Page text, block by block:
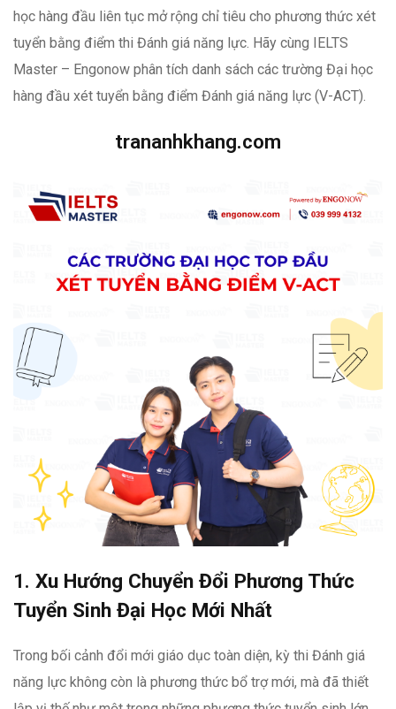
học hàng đầu liên tục mở rộng chỉ tiêu cho phương thức xét
tuyển bằng điểm thi Đánh giá năng lực. Hãy cùng IELTS
Master – Engonow phân tích danh sách các trường Đại học
hàng đầu xét tuyển bằng điểm Đánh giá năng lực (V-ACT).
trananhkhang.com
1. Xu Hướng Chuyển Đổi Phương Thức
Tuyển Sinh Đại Học Mới Nhất
Trong bối cảnh đổi mới giáo dục toàn diện, kỳ thi Đánh giá
năng lực không còn là phương thức bổ trợ mới, mà đã thiết